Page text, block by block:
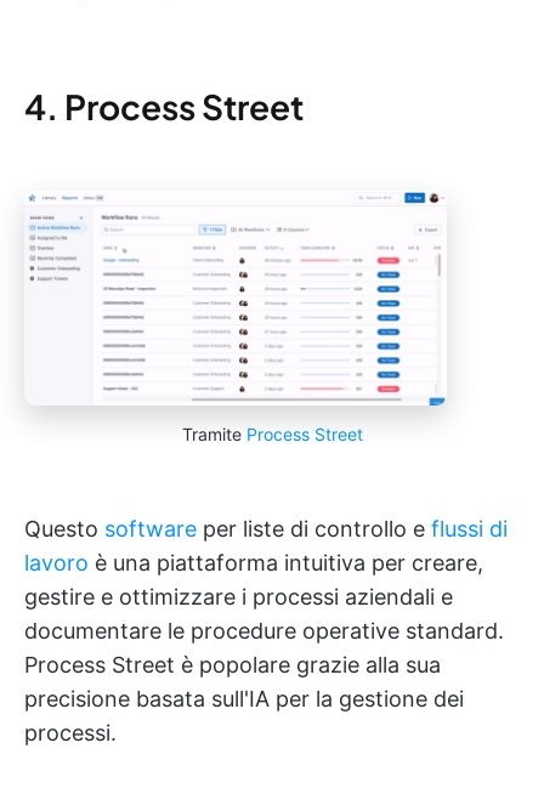
4. Process Street
Tramite Process Street
Questo software per liste di controllo e flussi di
lavoro è una piattaforma intuitiva per creare,
gestire e ottimizzare i processi aziendali e
documentare le procedure operative standard.
Process Street è popolare grazie alla sua
precisione basata sull'IA per la gestione dei
processi.